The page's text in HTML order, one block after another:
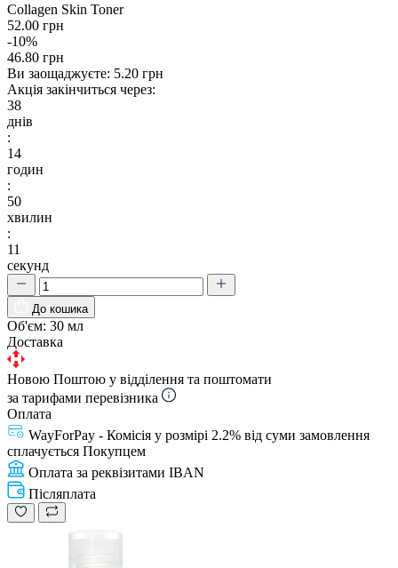
Collagen Skin Toner
52.00 грн
-10%
46.80 грн
Ви заощаджуєте: 5.20 грн
Акція закінчиться через:
38
днів
:
14
годин
:
50
хвилин
:
10
секунд
До кошика
Об'єм: 30 мл
Доставка
Новою Поштою у відділення та поштомати
за тарифами перевізника
Оплата
WayForPay - Комісія у розмірі 2.2% від суми замовлення
сплачується Покупцем
Оплата за реквізитами IBAN
Післяплата